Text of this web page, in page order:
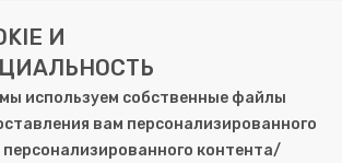
10А
И
используем собственные файлы
вам персонализированного
контента/